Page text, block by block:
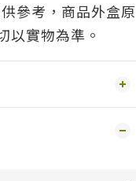
參考，商品外盒原
以實物為準。